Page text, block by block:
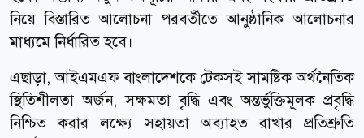
নিয়ে বিস্তারিত আলোচনা পরবর্তীতে আনুষ্ঠানিক আলোচনার
মাধ্যমে নির্ধারিত হবে।
এছাড়া, আইএমএফ বাংলাদেশকে টেকসই সামষ্টিক অর্থনৈতিক
স্থিতিশীলতা অর্জন, সক্ষমতা বৃদ্ধি এবং অন্তর্ভুক্তিমূলক প্রবৃদ্ধি
নিশ্চিত করার লক্ষ্যে সহায়তা অব্যাহত রাখার প্রতিশ্রুতি